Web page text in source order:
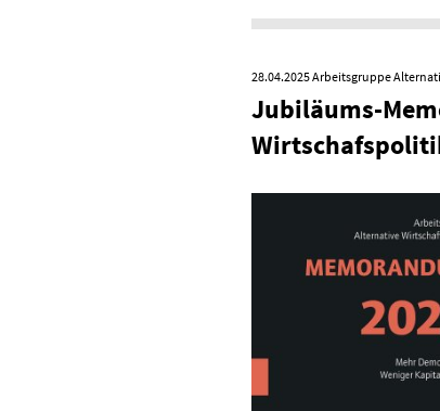
28.04.2025Arbeitsgruppe
Jubiläums-